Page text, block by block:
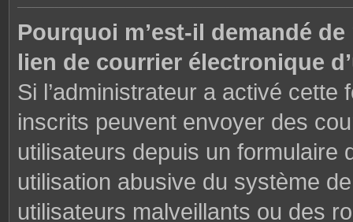
Pourquoi m’est-il demandé
lien de courrier électronique
Si l’administrateur a activé
inscrits peuvent envoyer des
utilisateurs depuis un formulaire
utilisation abusive du système
utilisateurs malveillants ou des